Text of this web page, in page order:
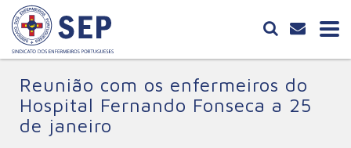
Reunião com os enfermeiros do
Hospital Fernando Fonseca a 25
de janeiro